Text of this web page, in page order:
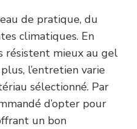
de pratique, du
climatiques. En
résistent mieux au gel
l’entretien varie
sélectionné. Par
d’opter pour
un bon